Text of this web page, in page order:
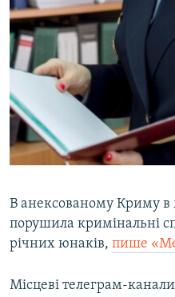
ВСЕ ЗА ДЕНЬ
СПЕЦПРОЕКТИ
ДЕПОРТАЦІЯ
ВІДЕОУРОКИ «ELIFBE»
СВІДЧЕННЯ ОКУПАЦІЇ
УКРАЇНСЬКА ПРОБЛЕМА КРИМУ
ЯК ОБІЙТИ БЛОКУВАННЯ
Русский
Qırımtatar
В анексованому Криму в
порушила кримінальні
річних юнаків, пише
Місцеві телеграм-